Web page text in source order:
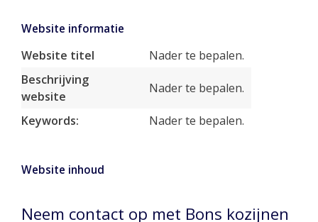
Website informatie
Website titel
Nader te bepalen.
Beschrijving
website
Nader te bepalen.
Keywords: Nader te bepalen.
Website inhoud
Neem contact op met Bons kozijnen